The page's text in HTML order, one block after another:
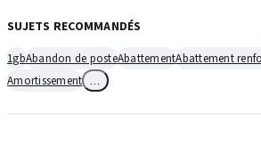
SUJETS RECOMMANDÉS
1gbAbandon de posteAbattementAbattement
Amortissement